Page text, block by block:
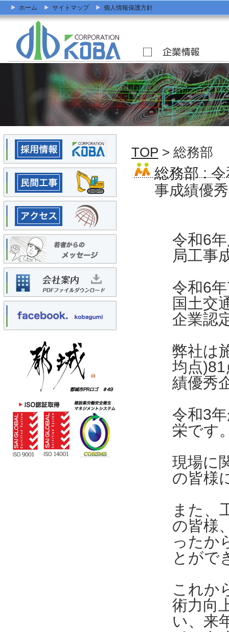
ホーム サイトマップ 個人情報保護方針
TOP > 総務部
総務部 :
事成績優
令和6
局工事
令和6
国土交
企業認
弊社は
均点
績優秀
令和3
栄です
現場に
の皆様
また、
の皆様
ったか
とがで
これか
術力向
い、来